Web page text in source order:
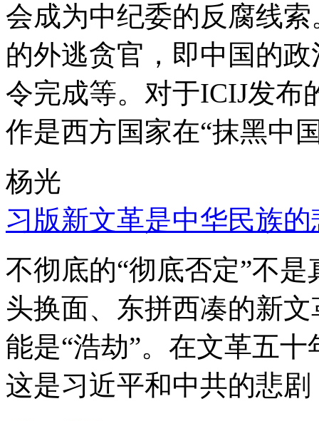
会成为中纪委的反腐线
的外逃贪官，即中国的
令完成等。对于ICIJ发布
作是西方国家在“抹黑中
杨光
习版新文革是中华民族的
不彻底的“彻底否定”不
头换面、东拼西凑的新
能是“浩劫”。在文革五
这是习近平和中共的悲